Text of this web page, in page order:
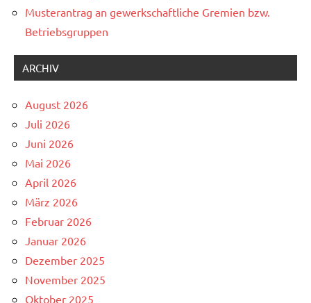
Musterantrag an gewerkschaftliche Gremien bzw.
Betriebsgruppen
ARCHIV
August 2026
Juli 2026
Juni 2026
Mai 2026
April 2026
März 2026
Februar 2026
Januar 2026
Dezember 2025
November 2025
Oktober 2025